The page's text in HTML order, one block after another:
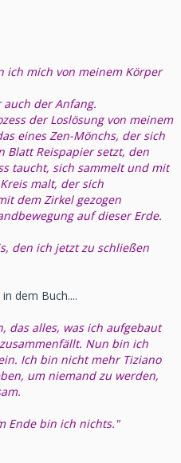
ich mich von meinem Körper
auch der Anfang.
der Loslösung von meinem
eines Zen-Mönchs, der sich
Blatt Reispapier setzt, den
taucht, sich sammelt und mit
malt, der sich
dem Zirkel gezogen
auf dieser Erde.
den ich jetzt zu schließen
dem Buch....
das alles, was ich aufgebaut
Nun bin ich
Ich bin nicht mehr Tiziano
um niemand zu werden,
Ende bin ich nichts."